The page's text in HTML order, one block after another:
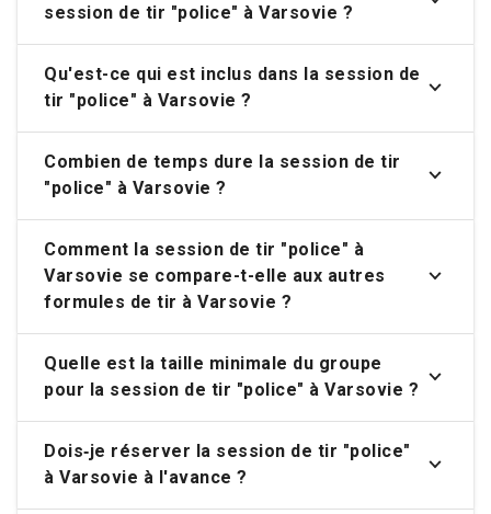
session de tir "police" à Varsovie ?
Qu'est-ce qui est inclus dans la session de
tir "police" à Varsovie ?
Combien de temps dure la session de tir
"police" à Varsovie ?
Comment la session de tir "police" à
Varsovie se compare-t-elle aux autres
formules de tir à Varsovie ?
Quelle est la taille minimale du groupe
pour la session de tir "police" à Varsovie ?
Dois‑je réserver la session de tir "police"
à Varsovie à l'avance ?